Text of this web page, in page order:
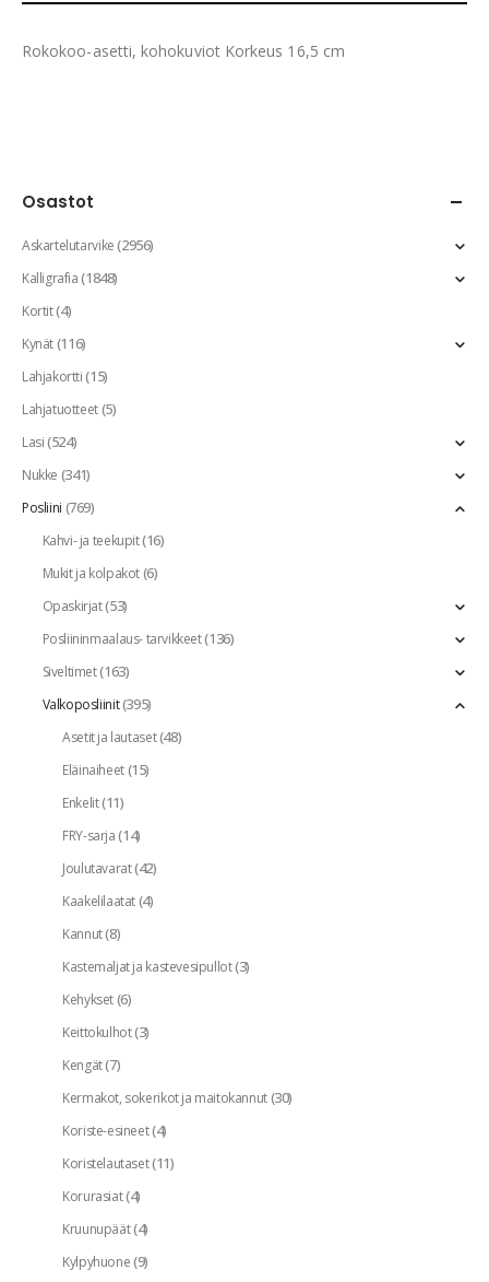
Rokokoo-asetti, kohokuviot Korkeus 16,5 cm
Osastot
Askartelutarvike(2956)
Kalligrafia(1848)
Kortit(4)
Kynät(116)
Lahjakortti(15)
Lahjatuotteet(5)
Lasi(524)
Nukke (341)
Posliini (769)
Kahvi- ja teekupit(16)
Mukit ja kolpakot(6)
Opaskirjat(53)
Posliininmaalaus- tarvikkeet(136)
Siveltimet(163)
Valkoposliinit(395)
Asetit ja lautaset(48)
Eläinaiheet(15)
Enkelit(11)
FRY-sarja(14)
Joulutavarat(42)
Kaakelilaatat(4)
Kannut(8)
Kastemaljat ja kastevesipullot(3)
Kehykset(6)
Keittokulhot(3)
Kengät(7)
Kermakot, sokerikot ja maitokannut(30)
Koriste-esineet(4)
Koristelautaset(11)
Korurasiat(4)
Kruunupäät(4)
Kylpyhuone(9)